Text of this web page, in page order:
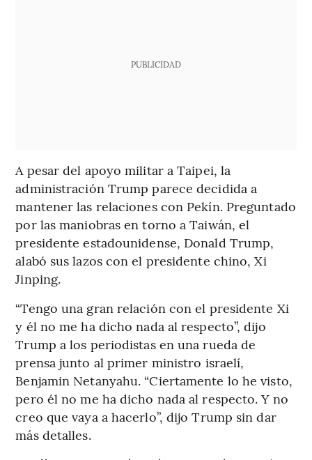
PUBLICIDAD
A pesar del apoyo militar a Taipei, la
administración Trump parece decidida a
mantener las relaciones con Pekín. Preguntado
por las maniobras en torno a Taiwán, el
presidente estadounidense, Donald Trump,
alabó sus lazos con el presidente chino, Xi
Jinping.
“Tengo una gran relación con el presidente Xi
y él no me ha dicho nada al respecto”, dijo
Trump a los periodistas en una rueda de
prensa junto al primer ministro israelí,
Benjamin Netanyahu. “Ciertamente lo he visto,
pero él no me ha dicho nada al respecto. Y no
creo que vaya a hacerlo”, dijo Trump sin dar
más detalles.